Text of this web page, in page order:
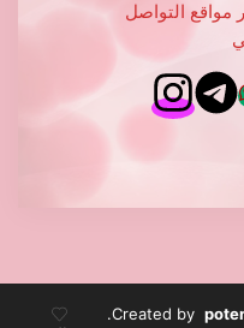
مواقع التواصل